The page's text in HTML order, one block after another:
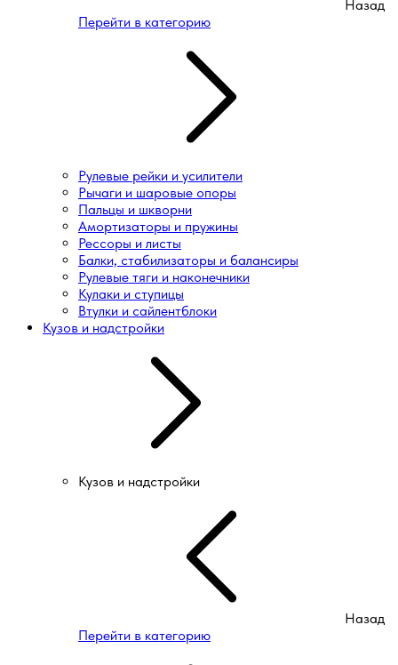
Назад
Перейти в категорию
Рулевые рейки и усилители
Рычаги и шаровые опоры
Пальцы и шкворни
Амортизаторы и пружины
Рессоры и листы
Балки, стабилизаторы и балансиры
Рулевые тяги и наконечники
Кулаки и ступицы
Втулки и сайлентблоки
Кузов и надстройки
Кузов и надстройки
Назад
Перейти в категорию